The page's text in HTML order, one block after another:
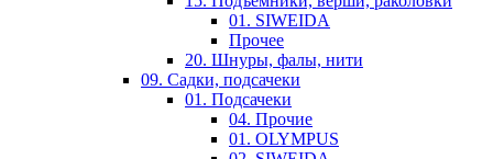
01. SIWEIDA
Прочее
20. Шнуры, фалы, нити
09. Садки, подсачеки
01. Подсачеки
04. Прочие
01. OLYMPUS